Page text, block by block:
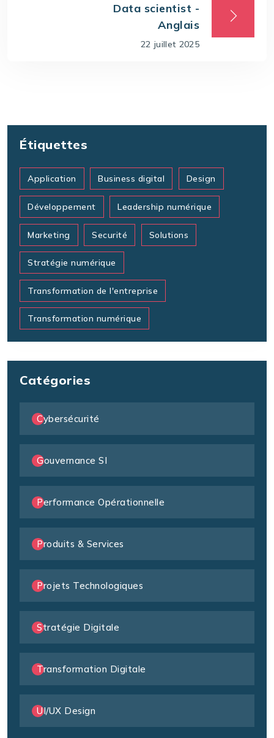
Data scientist -
Anglais
22 juillet 2025
Étiquettes
Application Business digital Design
Développement Leadership numérique
Marketing Securité Solutions
Stratégie numérique
Transformation de l'entreprise
Transformation numérique
Catégories
Cybersécurité
Gouvernance SI
Performance Opérationnelle
Produits & Services
Projets Technologiques
Stratégie Digitale
Transformation Digitale
UI/UX Design